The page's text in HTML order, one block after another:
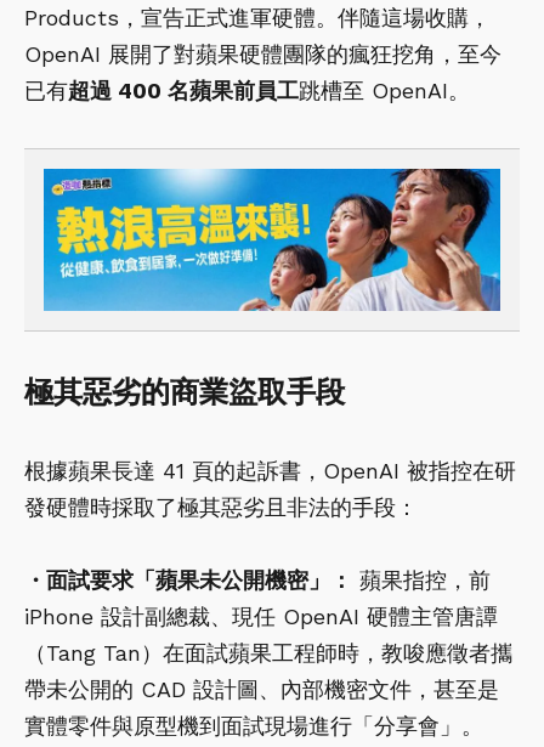
Products，宣告正式進軍硬體。伴隨這場收購，
OpenAI 展開了對蘋果硬體團隊的瘋狂挖角，至今
已有超過 400 名蘋果前員工跳槽至 OpenAI。
極其惡劣的商業盜取手段
根據蘋果長達 41 頁的起訴書，OpenAI 被指控在研
發硬體時採取了極其惡劣且非法的手段：
・面試要求「蘋果未公開機密」：
蘋果指控，前
iPhone 設計副總裁、現任 OpenAI 硬體主管唐譚
（Tang Tan）在面試蘋果工程師時，教唆應徵者攜
帶未公開的 CAD 設計圖、內部機密文件，甚至是
實體零件與原型機到面試現場進行「分享會」。